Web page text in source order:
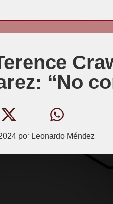
“No
por Leonardo Méndez